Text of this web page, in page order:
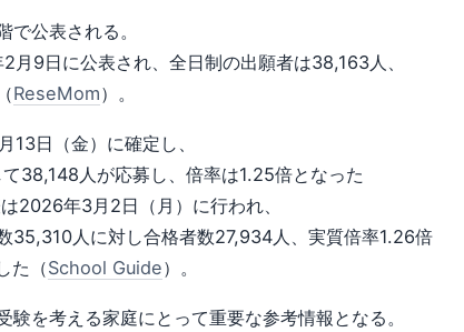
公表される。
月9日に公表され、全日制の出願者は38,163人、
ReseMom）。
日（金）に確定し、
38,148人が応募し、倍率は1.25倍となった
2026年3月2日（月）に行われ、
35,310人に対し合格者数27,934人、実質倍率1.26倍
た（School Guide）。
験を考える家庭にとって重要な参考情報となる。